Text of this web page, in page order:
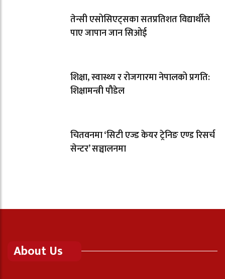
तेन्सी एसोसिएट्सका सतप्रतिशत विद्यार्थीले
पाए जापान जान सिओई
शिक्षा, स्वास्थ्य र रोजगारमा नेपालको प्रगति:
शिक्षामन्त्री पौडेल
चितवनमा ‘सिटी एज्ड केयर ट्रेनिङ एण्ड रिसर्च
सेन्टर’ सञ्चालनमा
About Us